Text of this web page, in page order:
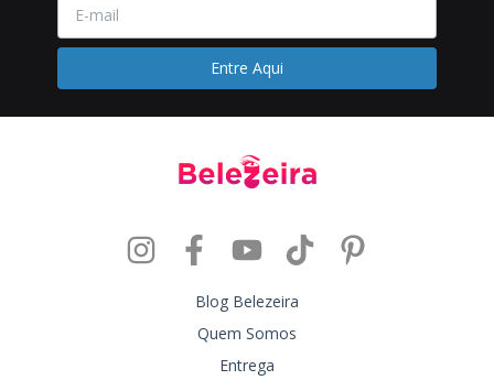
Blog Belezeira
Quem Somos
Entrega